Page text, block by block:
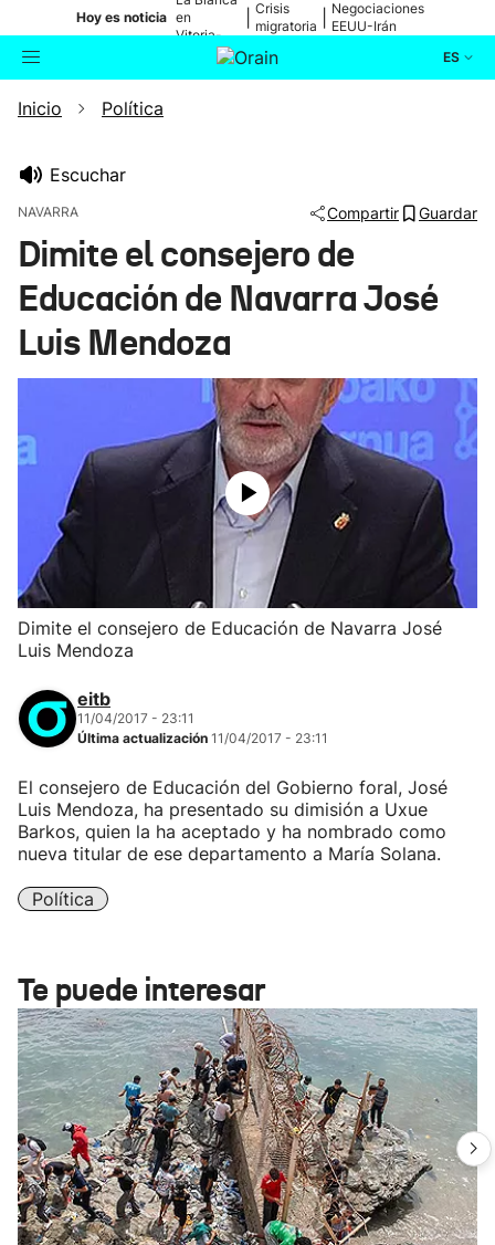
Hoy es noticia en
Vitoria-
Gasteiz
Crisis
migratoria
Negociaciones
EEUU-Irán
ES
Buscador
Ikusmiran
Eguraldia
Inicio Política
Escuchar
NAVARRA Compartir Guardar
Dimite el consejero de
Educación de Navarra José
Luis Mendoza
Dimite el consejero de Educación de Navarra José
Luis Mendoza
eitb
11/04/2017 - 23:11
Última actualización 11/04/2017 - 23:11
El consejero de Educación del Gobierno foral, José
Luis Mendoza, ha presentado su dimisión a Uxue
Barkos, quien la ha aceptado y ha nombrado como
nueva titular de ese departamento a María Solana.
Política
Te puede interesar